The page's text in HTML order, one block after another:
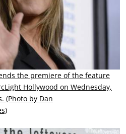
the premiere of the feature
Hollywood on Wednesday,
(Photo by Dan